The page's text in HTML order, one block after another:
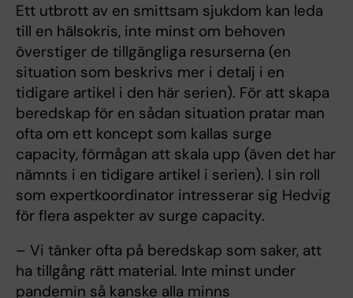
Ett utbrott av en smittsam sjukdom kan leda
till en hälsokris, inte minst om behoven
överstiger de tillgängliga resurserna (en
situation som beskrivs mer i detalj i en
tidigare artikel i den här serien). För att skapa
beredskap för en sådan situation pratar man
ofta om ett koncept som kallas surge
capacity, förmågan att skala upp (även det har
nämnts i en tidigare artikel i serien). I sin roll
som expertkoordinator intresserar sig Hedvig
för flera aspekter av surge capacity.
– Vi tänker ofta på beredskap som saker, att
ha tillgång rätt material. Inte minst under
pandemin så kanske alla minns